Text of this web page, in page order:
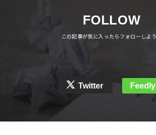
FOLLOW
Twitter Feedly